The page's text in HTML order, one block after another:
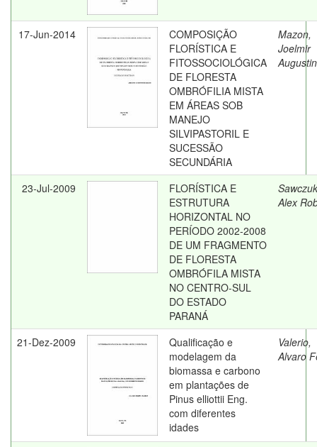
17-Jun-2014
COMPOSIÇÃO
FLORÍSTICA E
FITOSSOCIOLÓGICA
DE FLORESTA
OMBRÓFILIA MISTA
EM ÁREAS SOB
MANEJO
SILVIPASTORIL E
SUCESSÃO
SECUNDÁRIA
Mazon,
Joelmir
23-Jul-2009
FLORÍSTICA E
ESTRUTURA
HORIZONTAL NO
PERÍODO 2002-2008
DE UM FRAGMENTO
DE FLORESTA
OMBRÓFILA MISTA
NO CENTRO-SUL
DO ESTADO
PARANÁ
Alex
21-Dez-2009
Qualificação e
modelagem da
biomassa e carbono
em plantações de
Pinus elliottii Eng.
com diferentes
idades
Valerio,
Alvaro